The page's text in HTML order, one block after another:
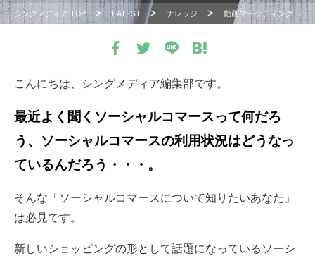
シングメディア TOP LATEST ナレッジ 動画マーケティング
こんにちは、シングメディア編集部です。
最近よく聞くソーシャルコマースって何だろ
う、ソーシャルコマースの利用状況はどうなっ
ているんだろう・・・。
そんな「ソーシャルコマースについて知りたいあなた」
は必見です。
新しいショッピングの形として話題になっているソーシ